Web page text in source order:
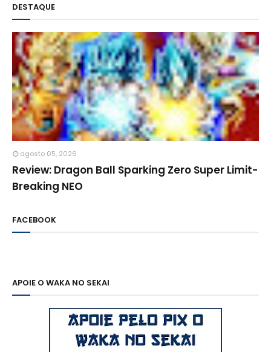
DESTAQUE
agosto 05, 2026
Review: Dragon Ball Sparking Zero Super Limit-
Breaking NEO
FACEBOOK
APOIE O WAKA NO SEKAI